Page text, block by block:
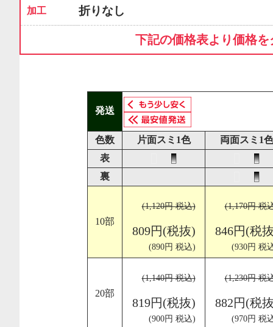
加工 折りなし
下記の価格表より価格
発送
色数 片面スミ1色
両面スミ1色
表
裏
10部
(1,120円 税込)
809円(税抜)
(890円 税込)
(1,170円 税
846円(税
(930円 税
20部
(1,140円 税込)
819円(税抜)
(900円 税込)
(1,230円 税
882円(税
(970円 税